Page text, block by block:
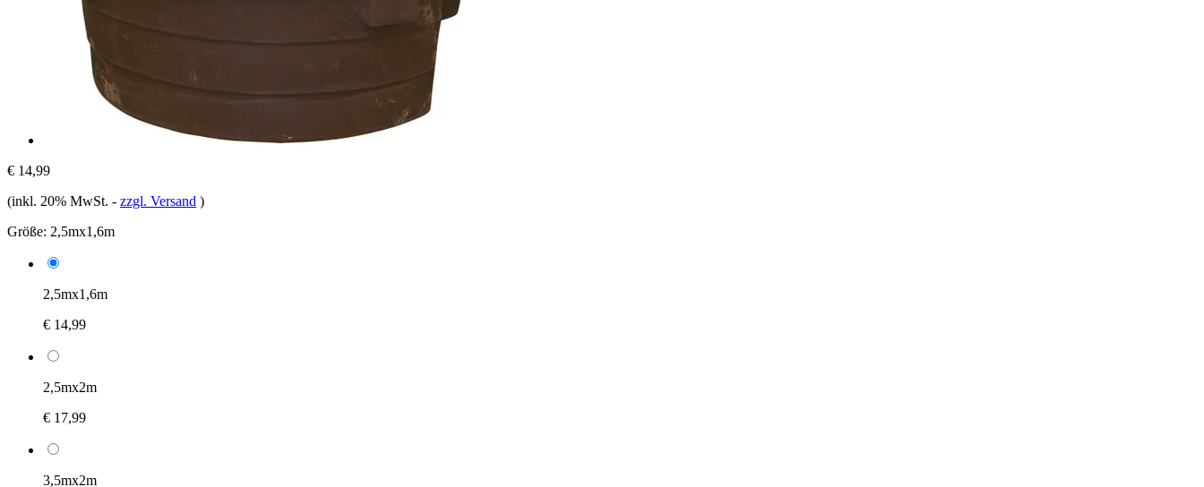
€ 14,99
(inkl. 20% MwSt. - zzgl. Versand )
Größe: 2,5mx1,6m
2,5mx1,6m
€ 14,99
2,5mx2m
€ 17,99
3,5mx2m